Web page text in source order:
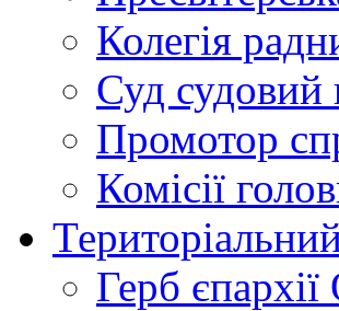
Колегія
Суд судовий
Промотор
Комісії
Герб єпархії